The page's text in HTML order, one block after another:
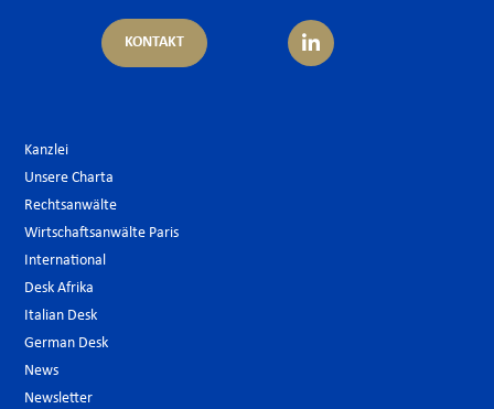
KONTAKT
Kanzlei
Unsere Charta
Rechtsanwälte
Wirtschaftsanwälte Paris
International
Desk Afrika
Italian Desk
German Desk
News
Newsletter